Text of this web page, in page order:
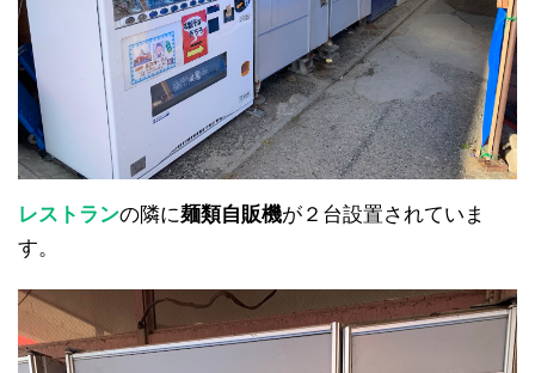
レストランの隣に麺類自販機が２台設置されていま
す。